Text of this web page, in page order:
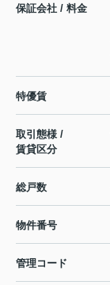
保証会社 / 料金
特優賃
取引態様 /
賃貸区分
総戸数
物件番号
管理コード